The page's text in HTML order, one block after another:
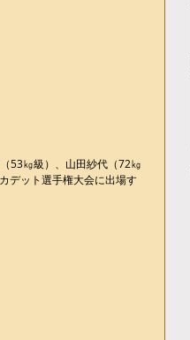
53㎏級）、山田紗代（72㎏
デット選手権大会に出場す